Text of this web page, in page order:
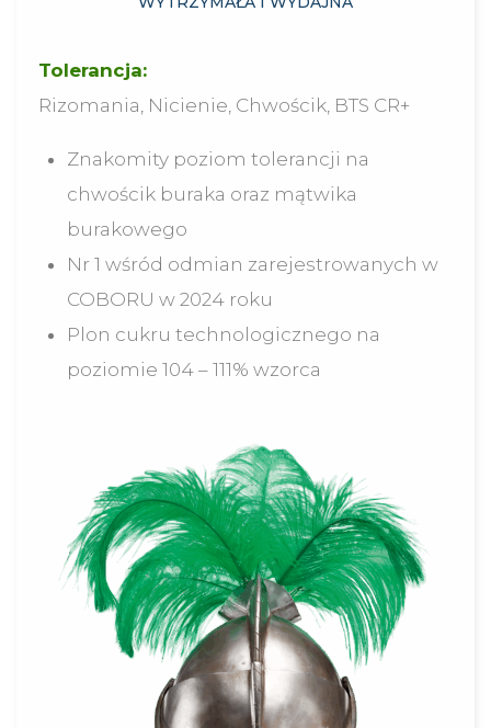
Tolerancja:
Rizomania, Nicienie, Chwościk, BTS CR+
Znakomity poziom tolerancji na
chwościk buraka oraz mątwika
burakowego
Nr 1 wśród odmian zarejestrowanych w
COBORU w 2024 roku
Plon cukru technologicznego na
poziomie 104 – 111% wzorca